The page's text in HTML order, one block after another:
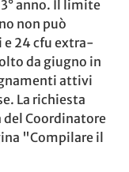
anno. Il limite
non può
e 24 cfu extra-
da giugno in
attivi
La richiesta
Coordinatore
"Compilare il